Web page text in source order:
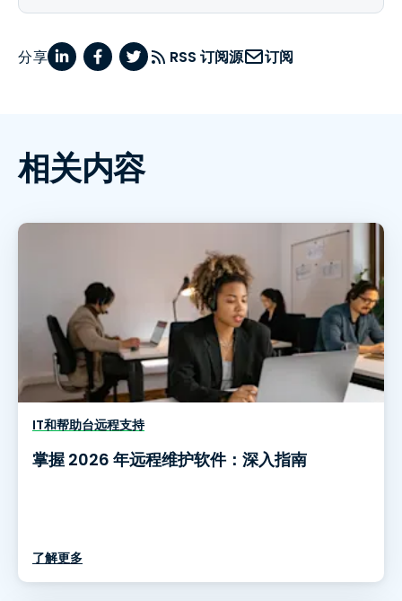
分享 RSS 订阅源 订阅
相关内容
IT和帮助台远程支持
掌握 2026 年远程维护软件：深入指南
了解更多